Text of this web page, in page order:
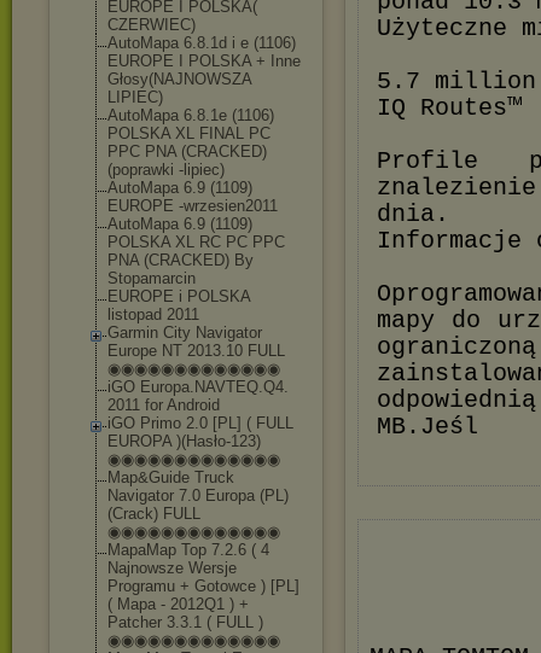
EUROPE I POLSKA(
CZERWIEC)
AutoMapa 6.8.1d i e (1106)
EUROPE I POLSKA + Inne
Głosy(NAJNOWSZA
LIPIEC)
AutoMapa 6.8.1e (1106)
POLSKA XL FINAL PC
PPC PNA (CRACKED)
(poprawki -lipiec)
AutoMapa 6.9 (1109)
EUROPE -wrzesien2011
AutoMapa 6.9 (1109)
POLSKA XL RC PC PPC
PNA (CRACKED) By
Stopamarcin
EUROPE i POLSKA
listopad 2011
Garmin City Navigator
Europe NT 2013.10 FULL
◉◉◉◉◉◉◉◉◉◉◉◉◉
iGO Europa.NAVTEQ.Q4.
2011 for Android
iGO Primo 2.0 [PL] ( FULL
EUROPA )(Hasło-123)
◉◉◉◉◉◉◉◉◉◉◉◉◉
Map&Guide Truck
Navigator 7.0 Europa (PL)
(Crack) FULL
◉◉◉◉◉◉◉◉◉◉◉◉◉
MapaMap Top 7.2.6 ( 4
Najnowsze Wersje
Programu + Gotowce ) [PL]
( Mapa - 2012Q1 ) +
Patcher 3.3.1 ( FULL )
◉◉◉◉◉◉◉◉◉◉◉◉◉
Użyteczne
5.7 million
IQ Routes™
Profile
dnia.
Informacje
mapy do
MB.Jeśl